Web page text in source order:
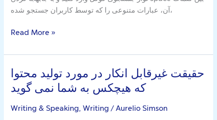
آن، عبارات متنوعی را که توسط کاربران جستجو شده،
Read More »
حقیقت غیرقابل انکار در مورد تولید محتوا
که هیچکس به شما نمی گوید
Writing & Speaking, Writing /Aurelio Simson
حقیقت
غیرقابل
انکار
در